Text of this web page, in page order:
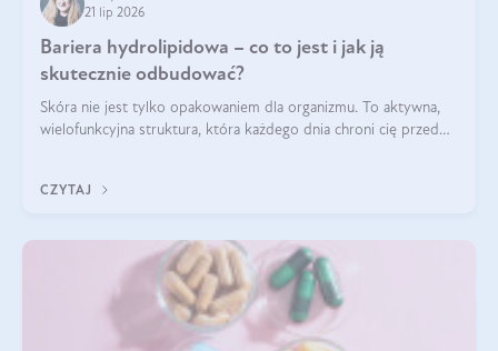
21 lip 2026
Bariera hydrolipidowa – co to jest i jak ją
skutecznie odbudować?
Skóra nie jest tylko opakowaniem dla organizmu. To aktywna,
wielofunkcyjna struktura, która każdego dnia chroni cię przed
bariera hydrolipidowa.
CZYTAJ